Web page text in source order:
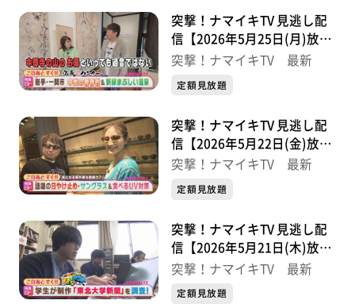
突撃！ナマイキTV 見逃し配
信【2026年5月25日(月)放送
分】
突撃！ナマイキTV 最新
定額見放題
突撃！ナマイキTV 見逃し配
信【2026年5月22日(金)放送
分】
突撃！ナマイキTV 最新
定額見放題
突撃！ナマイキTV 見逃し配
信【2026年5月21日(木)放送
分】
突撃！ナマイキTV 最新
定額見放題